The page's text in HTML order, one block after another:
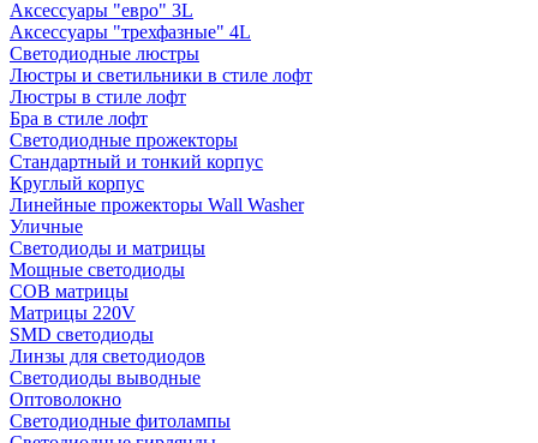
Аксессуары "евро" 3L
Аксессуары "трехфазные" 4L
Светодиодные люстры
Люстры и светильники в стиле лофт
Люстры в стиле лофт
Бра в стиле лофт
Светодиодные прожекторы
Стандартный и тонкий корпус
Круглый корпус
Линейные прожекторы Wall Washer
Уличные
Светодиоды и матрицы
Мощные светодиоды
COB матрицы
Матрицы 220V
SMD светодиоды
Линзы для светодиодов
Светодиоды выводные
Оптоволокно
Светодиодные фитолампы